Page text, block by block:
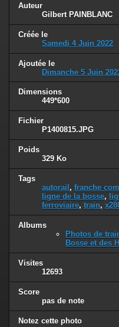
Auteur
Gilbert PAINBLANC
Créée le
Samedi 4 Juin 2022
Ajoutée le
Dimanche 5 Juin
Dimensions
449*600
Fichier
P1400815.JPG
Poids
329 Ko
Tags
autorail , franche
ligne de la bosse,
ferroviaire, train,
Albums
Photos de
Bosse et des
Visites
12693
Score
pas de note
Notez cette photo